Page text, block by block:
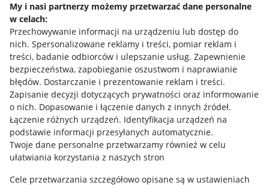
My i nasi partnerzy możemy przetwarzać dane personalne
w celach:
Przechowywanie informacji na urządzeniu lub dostęp do
nich. Spersonalizowane reklamy i treści, pomiar reklam i
treści, badanie odbiorców i ulepszanie usług. Zapewnienie
bezpieczeństwa, zapobieganie oszustwom i naprawianie
błędów. Dostarczanie i prezentowanie reklam i treści.
Zapisanie decyzji dotyczących prywatności oraz informowanie
o nich. Dopasowanie i łączenie danych z innych źródeł.
Łączenie różnych urządzeń. Identyfikacja urządzeń na
podstawie informacji przesyłanych automatycznie.
Twoje dane personalne przetwarzamy również w celu
ułatwiania korzystania z naszych stron
Cele przetwarzania szczegółowo opisane są w ustawieniach
Ustawienia plików "cookies"
Udostępnianie lokalizacji
Informacje dla Aktu o Usługach Cyfrowych
Pobierz aplikację